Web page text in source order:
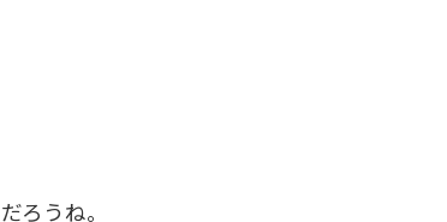
ろうね。